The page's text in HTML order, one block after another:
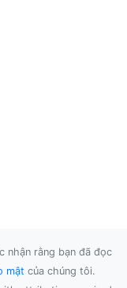
nhận rằng bạn đã đọc
mật của chúng tôi.